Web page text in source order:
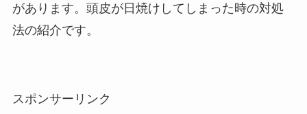
があります。頭皮が日焼けしてしまった時の対処
法の紹介です。
スポンサーリンク